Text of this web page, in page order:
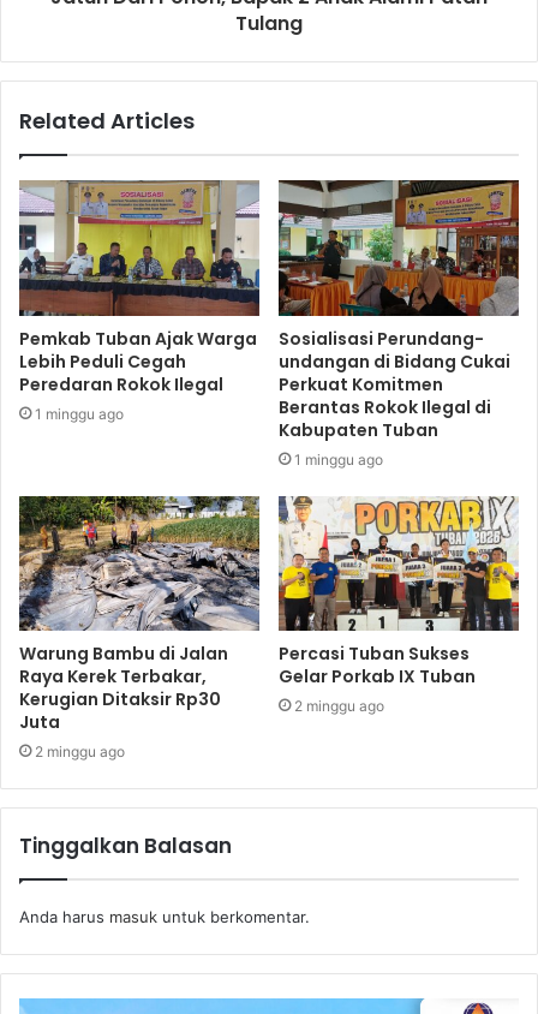
Tulang
Related Articles
Pemkab Tuban Ajak Warga
Lebih Peduli Cegah
Peredaran Rokok Ilegal
1 minggu ago
Sosialisasi Perundang-
undangan di Bidang Cukai
Perkuat Komitmen
Berantas Rokok Ilegal di
Kabupaten Tuban
1 minggu ago
Warung Bambu di Jalan
Raya Kerek Terbakar,
Kerugian Ditaksir Rp30
Juta
2 minggu ago
Percasi Tuban Sukses
Gelar Porkab IX Tuban
2 minggu ago
Tinggalkan Balasan
Anda harus masuk untuk berkomentar.